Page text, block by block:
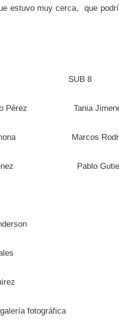
estuvo muy cerca, que
SUB 8
Tania
Marcos
Pablo
fotográfica